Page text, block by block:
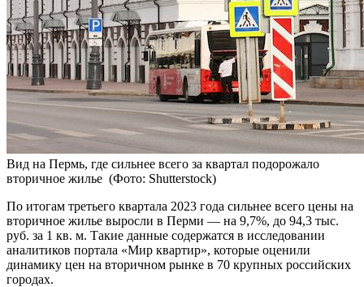
Вид на Пермь, где сильнее всего за квартал подорожало
вторичное жилье (Фото: Shutterstock)
По итогам третьего квартала 2023 года сильнее всего цены на
вторичное жилье выросли в Перми — на 9,7%, до 94,3 тыс.
руб. за 1 кв. м. Такие данные содержатся в исследовании
аналитиков портала «Мир квартир», которые оценили
динамику цен на вторичном рынке в 70 крупных российских
городах.